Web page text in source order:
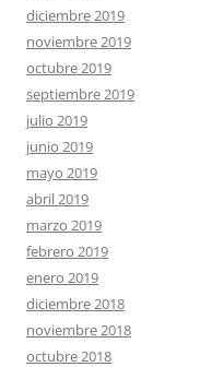
diciembre 2019
noviembre 2019
octubre 2019
septiembre 2019
julio 2019
junio 2019
mayo 2019
abril 2019
marzo 2019
febrero 2019
enero 2019
diciembre 2018
noviembre 2018
octubre 2018